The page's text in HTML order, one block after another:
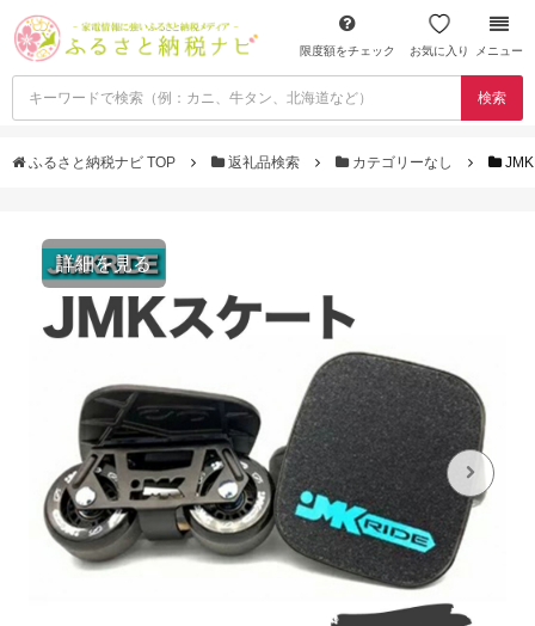
限度額をチェック お気に入り メニュー
検索
ふるさと納税ナビ TOP 返礼品検索 カテゴリーなし
詳細を見る